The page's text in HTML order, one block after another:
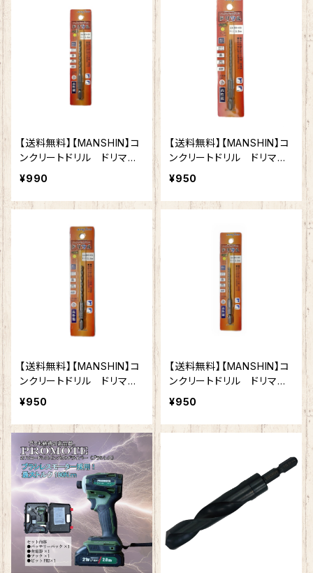
用途ビット クロスシンニン
グ加工 切れ味抜群 作業
用途ビット クロスシンニン
グ加工 切れ味抜群 作業
【送料無料】【MANSHIN】コ
ンクリートドリル ドリマ
ル 3.8mm 六角軸 陶
ク モルタル インパクト
用途ビット クロスシンニン
グ加工 切れ味抜群 作業
¥990
【送料無料】【MANSHIN】コ
ンクリートドリル ドリマ
ル 3.5mm 六角軸 陶器
モルタル インパクトドライ
ビット クロスシンニング加
工 切れ味抜群 作業効率
¥950
【送料無料】【MANSHIN】コ
ンクリートドリル ドリマ
ル 3.4mm 六角軸 陶
ク モルタル インパクト
ドライバー 電動ドリル 多
用途ビット クロスシンニン
グ加工 切れ味抜群 作業
効率向上
¥950
【送料無料】【MANSHIN】コ
ンクリートドリル ドリマ
ル 3.2mm 六角軸 陶器
モルタル インパクトドライ
ビット クロスシンニング加
工 切れ味抜群 作業効率
¥950